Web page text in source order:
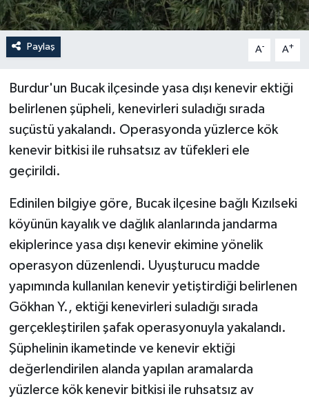
Paylaş A- A+
Burdur'un Bucak ilçesinde yasa dışı kenevir ektiği
belirlenen şüpheli, kenevirleri suladığı sırada
suçüstü yakalandı. Operasyonda yüzlerce kök
kenevir bitkisi ile ruhsatsız av tüfekleri ele
geçirildi.
Edinilen bilgiye göre, Bucak ilçesine bağlı Kızılseki
köyünün kayalık ve dağlık alanlarında jandarma
ekiplerince yasa dışı kenevir ekimine yönelik
operasyon düzenlendi. Uyuşturucu madde
yapımında kullanılan kenevir yetiştirdiği belirlenen
Gökhan Y., ektiği kenevirleri suladığı sırada
gerçekleştirilen şafak operasyonuyla yakalandı.
Şüphelinin ikametinde ve kenevir ektiği
değerlendirilen alanda yapılan aramalarda
yüzlerce kök kenevir bitkisi ile ruhsatsız av